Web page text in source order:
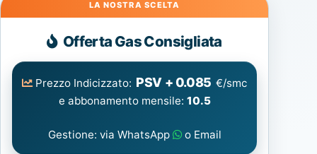
Gas
Offerta Gas Consigliata
Prezzo Indicizzato: PSV + 0.085 €/smc
e abbonamento mensile: 10.5
Gestione: via WhatsApp o Email